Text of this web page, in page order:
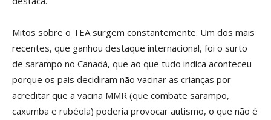
Mitos sobre o TEA surgem constantemente. Um dos mais
recentes, que ganhou destaque internacional, foi o surto
de sarampo no Canadá, que ao que tudo indica aconteceu
porque os pais decidiram não vacinar as crianças por
acreditar que a vacina MMR (que combate sarampo,
caxumba e rubéola) poderia provocar autismo, o que não é